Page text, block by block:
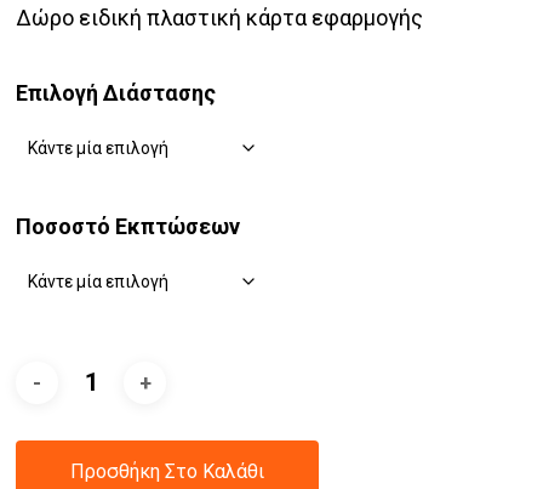
Δώρο ειδική πλαστική κάρτα εφαρμογής
Επιλογή Διάστασης
Ποσοστό Εκπτώσεων
Προσθήκη Στο Καλάθι